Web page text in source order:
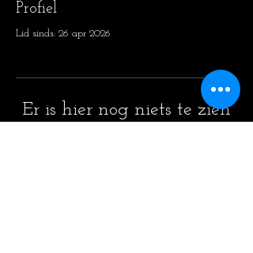
Profiel
Lid sinds: 26 apr 2026
Er is hier nog niets te zien